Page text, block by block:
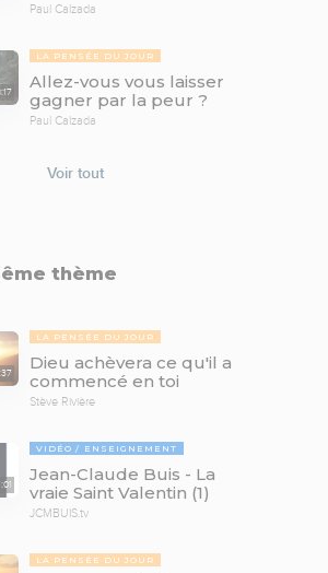
Paul Calzada
LA PENSÉE DU JOUR
Allez-vous vous laisser
gagner par la peur ?
Paul Calzada
Voir tout
thème
LA PENSÉE DU JOUR
Dieu achèvera ce qu'il a
commencé en toi
Stève Rivière
VIDÉO ENSEIGNEMENT
Jean-Claude Buis - La
vraie Saint Valentin (1)
JCMBUIS.tv
LA PENSÉE DU JOUR